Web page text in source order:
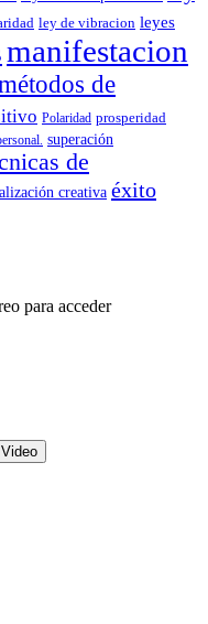
ley de vibracion leyes
manifestacion
de
Polaridad prosperidad
superación
de
creativa éxito
para acceder